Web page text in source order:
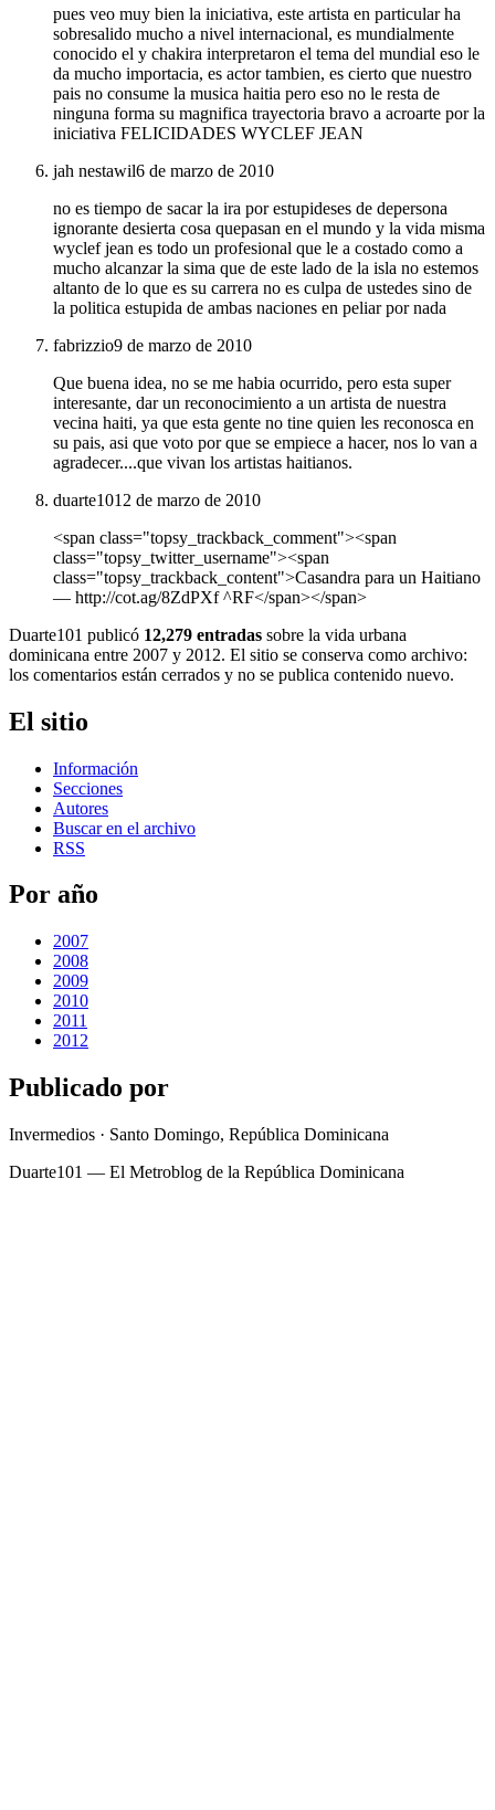
pues veo muy bien la iniciativa, este artista en particular ha
sobresalido mucho a nivel internacional, es mundialmente
conocido el y chakira interpretaron el tema del mundial eso le
da mucho importacia, es actor tambien, es cierto que nuestro
pais no consume la musica haitia pero eso no le resta de
ninguna forma su magnifica trayectoria bravo a acroarte por la
iniciativa FELICIDADES WYCLEF JEAN
jah nestawil6 de marzo de 2010
no es tiempo de sacar la ira por estupideses de depersona
ignorante desierta cosa quepasan en el mundo y la vida misma
wyclef jean es todo un profesional que le a costado como a
mucho alcanzar la sima que de este lado de la isla no estemos
altanto de lo que es su carrera no es culpa de ustedes sino de
la politica estupida de ambas naciones en peliar por nada
fabrizzio9 de marzo de 2010
Que buena idea, no se me habia ocurrido, pero esta super
interesante, dar un reconocimiento a un artista de nuestra
vecina haiti, ya que esta gente no tine quien les reconosca en
su pais, asi que voto por que se empiece a hacer, nos lo van a
agradecer....que vivan los artistas haitianos.
duarte101 2 de marzo de 2010
<span class="topsy_trackback_comment"><span
class="topsy_twitter_username"><span
class="topsy_trackback_content">Casandra para un Haitiano
― http://cot.ag/8ZdPXf ^RF</span></span>
Duarte101 publicó 12,279 entradas sobre la vida urbana
dominicana entre 2007 y 2012. El sitio se conserva como archivo:
los comentarios están cerrados y no se publica contenido nuevo.
El sitio
Información
Secciones
Autores
Buscar en el archivo
RSS
Por año
2007
2008
2009
2010
2011
2012
Publicado por
Invermedios · Santo Domingo, República Dominicana
Duarte101 — El Metroblog de la República Dominicana